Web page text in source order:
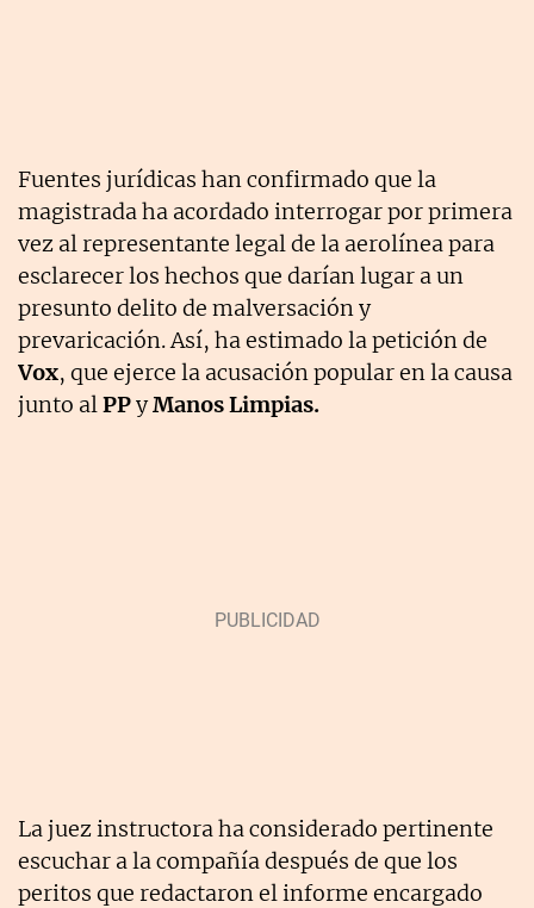
Fuentes jurídicas han confirmado que la
magistrada ha acordado interrogar por primera
vez al representante legal de la aerolínea para
esclarecer los hechos que darían lugar a un
presunto delito de malversación y
prevaricación. Así, ha estimado la petición de
Vox, que ejerce la acusación popular en la causa
junto alPPyManos Limpias.
La juez instructora ha considerado pertinente
escuchar a la compañía después de que los
peritos que redactaron el informe encargado